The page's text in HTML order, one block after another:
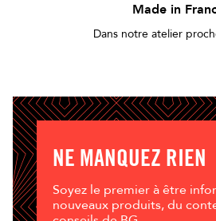
Made in
Dans notre atelier
NE MANQUEZ RIEN
Soyez le premier à être
nouveaux produits, du